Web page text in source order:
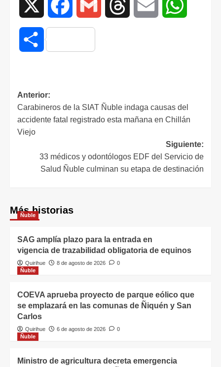
Facebook Gmail Threads Email
Compartir
Anterior:
Carabineros de la SIAT Ñuble indaga causas del
accidente fatal registrado esta mañana en Chillán
Viejo
Siguiente:
33 médicos y odontólogos EDF del Servicio de
Salud Ñuble culminan su etapa de destinación
Más historias
Ñuble
SAG amplía plazo para la entrada en
vigencia de trazabilidad obligatoria de equinos
Quirihue 8 de agosto de 2026
0
Ñuble
COEVA aprueba proyecto de parque eólico que
se emplazará en las comunas de Ñiquén y San
Carlos
Quirihue 6 de agosto de 2026
0
Ñuble
Ministro de agricultura decreta emergencia